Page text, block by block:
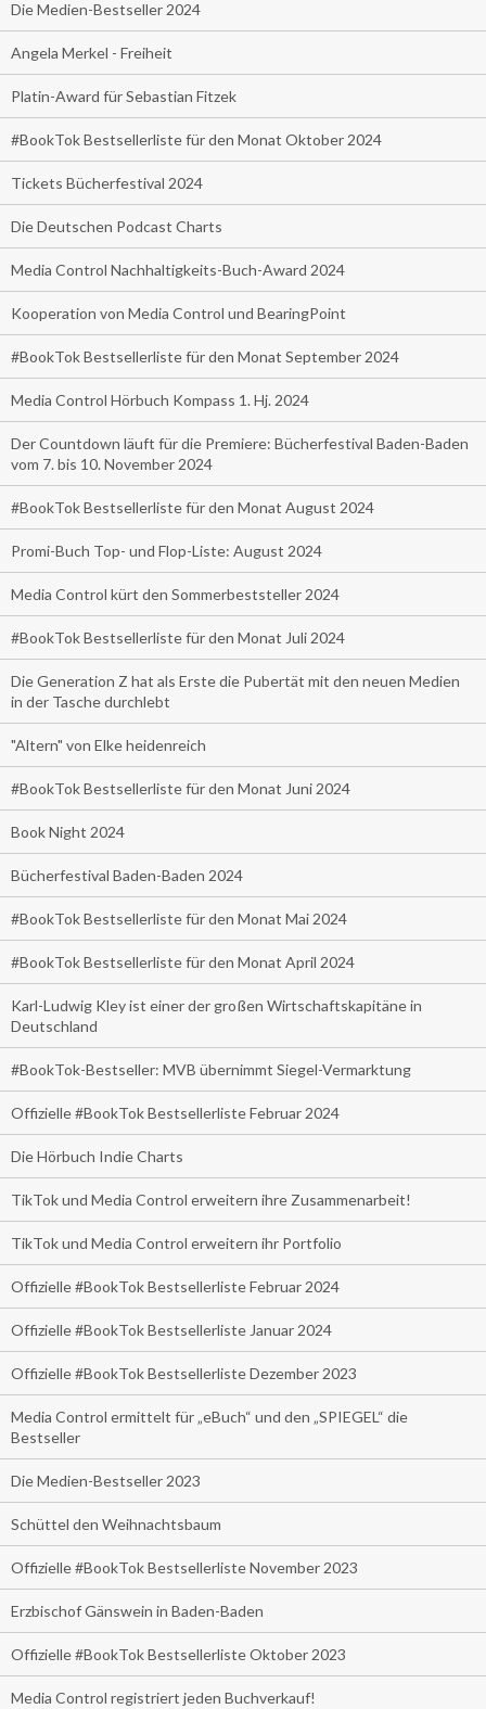
Die Medien-Bestseller 2024
Angela Merkel - Freiheit
Platin-Award für Sebastian Fitzek
#BookTok Bestsellerliste für den Monat Oktober 2024
Tickets Bücherfestival 2024
Die Deutschen Podcast Charts
Media Control Nachhaltigkeits-Buch-Award 2024
Kooperation von Media Control und BearingPoint
#BookTok Bestsellerliste für den Monat September 2024
Media Control Hörbuch Kompass 1. Hj. 2024
Der Countdown läuft für die Premiere: Bücherfestival Baden-Baden
vom 7. bis 10. November 2024
#BookTok Bestsellerliste für den Monat August 2024
Promi-Buch Top- und Flop-Liste: August 2024
Media Control kürt den Sommerbeststeller 2024
#BookTok Bestsellerliste für den Monat Juli 2024
Die Generation Z hat als Erste die Pubertät mit den neuen Medien
in der Tasche durchlebt
"Altern" von Elke heidenreich
#BookTok Bestsellerliste für den Monat Juni 2024
Book Night 2024
Bücherfestival Baden-Baden 2024
#BookTok Bestsellerliste für den Monat Mai 2024
#BookTok Bestsellerliste für den Monat April 2024
Karl-Ludwig Kley ist einer der großen Wirtschaftskapitäne in
Deutschland
#BookTok-Bestseller: MVB übernimmt Siegel-Vermarktung
Offizielle #BookTok Bestsellerliste Februar 2024
Die Hörbuch Indie Charts
TikTok und Media Control erweitern ihre Zusammenarbeit!
TikTok und Media Control erweitern ihr Portfolio
Offizielle #BookTok Bestsellerliste Februar 2024
Offizielle #BookTok Bestsellerliste Januar 2024
Offizielle #BookTok Bestsellerliste Dezember 2023
Media Control ermittelt für „eBuch“ und den „SPIEGEL“ die
Bestseller
Die Medien-Bestseller 2023
Schüttel den Weihnachtsbaum
Offizielle #BookTok Bestsellerliste November 2023
Erzbischof Gänswein in Baden-Baden
Offizielle #BookTok Bestsellerliste Oktober 2023
Media Control registriert jeden Buchverkauf!